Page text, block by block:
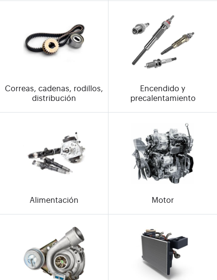
Correas, cadenas, rodillos,
distribución
Encendido y
precalentamiento
Alimentación Motor